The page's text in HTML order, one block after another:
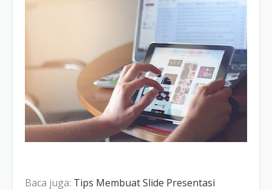
Baca juga: Tips Membuat Slide Presentasi